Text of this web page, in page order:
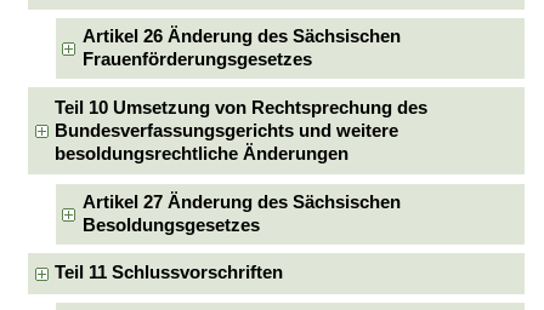
Artikel 26 Änderung des Sächsischen
Frauenförderungsgesetzes
Teil 10 Umsetzung von Rechtsprechung des
Bundesverfassungsgerichts und weitere
besoldungsrechtliche Änderungen
Artikel 27 Änderung des Sächsischen
Besoldungsgesetzes
Teil 11 Schlussvorschriften